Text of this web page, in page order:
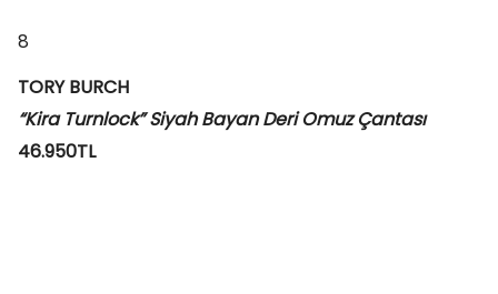
8
TORY BURCH
“Kira Turnlock” Siyah Bayan Deri Omuz Çantası
46.950TL